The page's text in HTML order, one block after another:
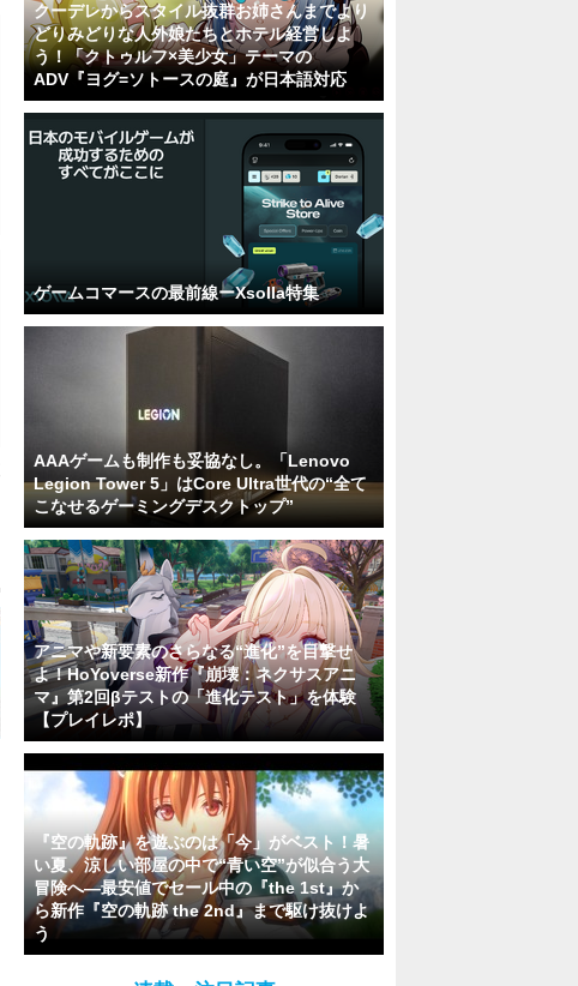
クーデレからスタイル抜群お姉さんまでより
どりみどりな人外娘たちとホテル経営しよ
う！「クトゥルフ×美少女」テーマの
ADV『ヨグ=ソトースの庭』が日本語対応
ゲームコマースの最前線ーXsolla特集
AAAゲームも制作も妥協なし。「Lenovo
Legion Tower 5」はCore Ultra世代の“全て
こなせるゲーミングデスクトップ”
アニマや新要素のさらなる“進化”を目撃せ
よ！HoYoverse新作『崩壊：ネクサスアニ
マ』第2回βテストの「進化テスト」を体験
【プレイレポ】
『空の軌跡』を遊ぶのは「今」がベスト！暑
い夏、涼しい部屋の中で“青い空”が似合う大
冒険へ―最安値でセール中の『the 1st』か
ら新作『空の軌跡 the 2nd』まで駆け抜けよ
う